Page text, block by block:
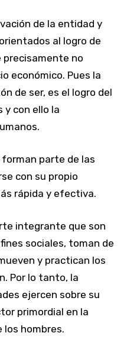
de la entidad y
al logro de
precisamente no
económico. Pues la
de ser, es el logro del
y con ello la
forman parte de las
con su propio
rápida y efectiva.
integrante que son
sociales, toman de
y practican los
Por lo tanto, la
ejercen sobre su
primordial en la
los hombres.